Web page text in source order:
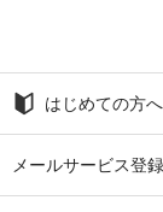
はじめての方へ
メールサービス登